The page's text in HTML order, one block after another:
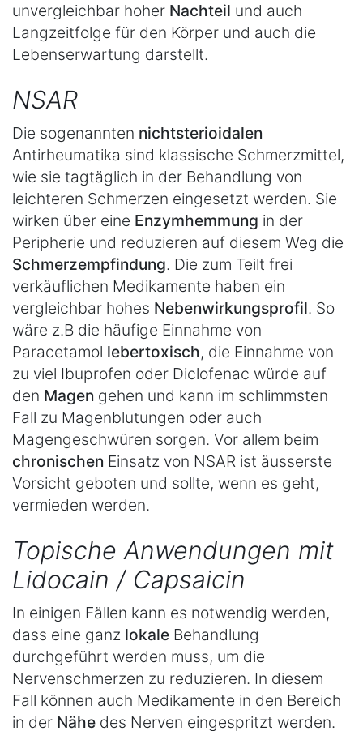
unvergleichbar hoher Nachteil und auch
Langzeitfolge für den Körper und auch die
Lebenserwartung darstellt.
NSAR
Die sogenannten nichtsterioidalen
Antirheumatika sind klassische Schmerzmittel,
wie sie tagtäglich in der Behandlung von
leichteren Schmerzen eingesetzt werden. Sie
wirken über eine Enzymhemmung in der
Peripherie und reduzieren auf diesem Weg die
Schmerzempfindung. Die zum Teilt frei
verkäuflichen Medikamente haben ein
vergleichbar hohes Nebenwirkungsprofil. So
wäre z.B die häufige Einnahme von
Paracetamol lebertoxisch, die Einnahme von
zu viel Ibuprofen oder Diclofenac würde auf
den Magen gehen und kann im schlimmsten
Fall zu Magenblutungen oder auch
Magengeschwüren sorgen. Vor allem beim
chronischen Einsatz von NSAR ist äusserste
Vorsicht geboten und sollte, wenn es geht,
vermieden werden.
Topische Anwendungen mit
Lidocain / Capsaicin
In einigen Fällen kann es notwendig werden,
dass eine ganz lokale Behandlung
durchgeführt werden muss, um die
Nervenschmerzen zu reduzieren. In diesem
Fall können auch Medikamente in den Bereich
in der Nähe des Nerven eingespritzt werden.